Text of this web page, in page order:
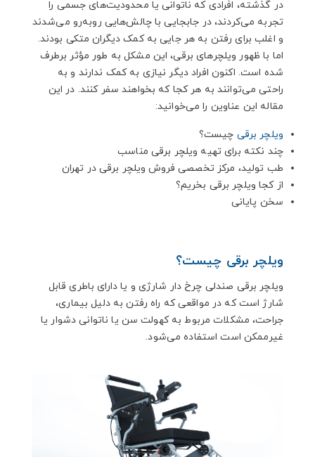
در گذشته، افرادی که ناتوانی یا محدودیت‌های جسمی را
تجربه می‌کردند، در جابجایی با چالش‌هایی روبه‌رو می‌شدند
و اغلب برای رفتن به هر جایی به کمک دیگران متکی بودند.
اما با ظهور ویلچرهای برقی، این مشکل به طور مؤثر برطرف
شده است. اکنون افراد دیگر نیازی به کمک ندارند و به
راحتی می‌توانند به هر کجا که بخواهند سفر کنند. در این
مقاله این عناوین را می‌خوانید:
ویلچر برقی چیست؟
چند نکته برای تهیه ویلچر برقی مناسب
طب تولید، مرکز تخصصی فروش ویلچر برقی در تهران
از کجا ویلچر برقی بخریم؟
سخن پایانی
ویلچر برقی چیست؟
ویلچر برقی صندلی چرخ دار شارژی و یا دارای باطری قابل
شارژ است که در مواقعی که راه رفتن به دلیل بیماری،
جراحت، مشکلات مربوط به کهولت سن یا ناتوانی دشوار یا
غیرممکن است استفاده می‌شود.